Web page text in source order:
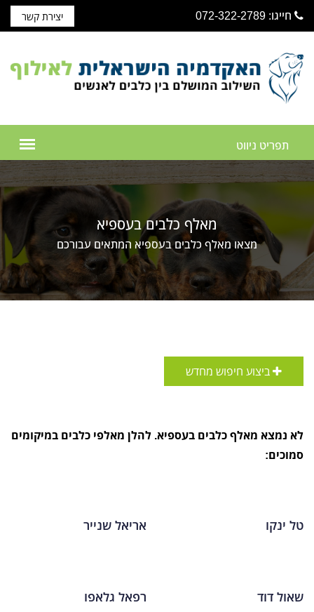
חייגו: 072-322-2789 יצירת קשר
מאלף כלבים בעספיא
מצאו מאלף כלבים בעספיא המתאים עבורכם
ביצוע חיפוש מחדש
לא נמצא מאלף כלבים בעספיא. להלן מאלפי כלבים במיקומים
סמוכים:
טל ינקו אריאל שנייר
שאול דוד רפאל גלאפו